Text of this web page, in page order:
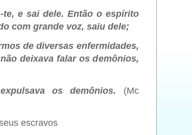
te, e sai dele. Então o espírito
com grande voz, saiu dele;
de diversas enfermidades,
deixava falar os demônios,
os demônios. (Mc
escravos